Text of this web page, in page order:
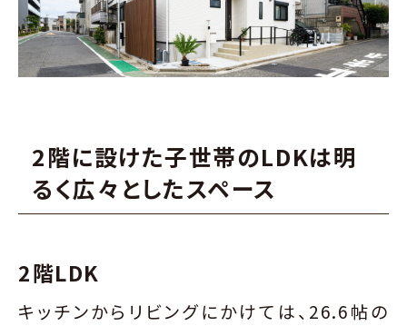
2階に設けた子世帯のLDKは明
るく広々としたスペース
2階LDK
キッチンからリビングにかけては、26.6帖の